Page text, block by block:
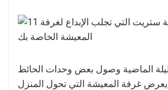
الماضية وصول بعض وحدات الحائط
غرفة المعيشة التي تحول المنزل